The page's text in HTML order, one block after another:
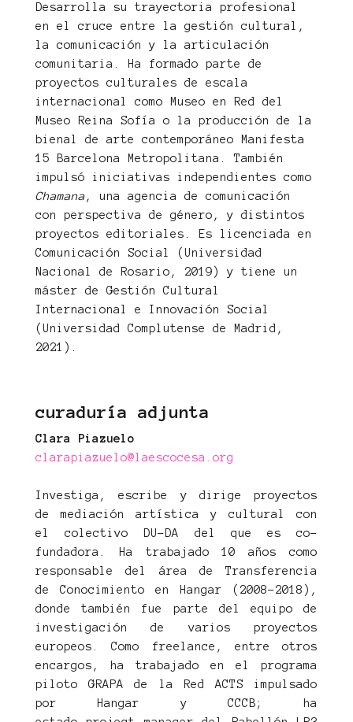
Desarrolla su trayectoria profesional
en el cruce entre la gestión cultural,
la comunicación y la articulación
comunitaria. Ha formado parte de
proyectos culturales de escala
internacional como Museo en Red del
Museo Reina Sofía o la producción de la
bienal de arte contemporáneo Manifesta
15 Barcelona Metropolitana. También
impulsó iniciativas independientes como
Chamana, una agencia de comunicación
con perspectiva de género, y distintos
proyectos editoriales. Es licenciada en
Comunicación Social (Universidad
Nacional de Rosario, 2019) y tiene un
máster de Gestión Cultural
Internacional e Innovación Social
(Universidad Complutense de Madrid,
2021).
curaduría adjunta
Clara Piazuelo
clarapiazuelo@laescocesa.org
Investiga, escribe y dirige proyectos
de mediación artística y cultural con
el colectivo DU-DA del que es co-
fundadora. Ha trabajado 10 años como
responsable del área de Transferencia
de Conocimiento en Hangar (2008-2018),
donde también fue parte del equipo de
investigación de varios proyectos
europeos. Como freelance, entre otros
encargos, ha trabajado en el programa
piloto GRAPA de la Red ACTS impulsado
por Hangar y CCCB; ha